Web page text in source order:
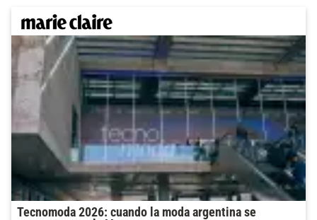
Tecnomoda 2026: cuando la moda argentina se